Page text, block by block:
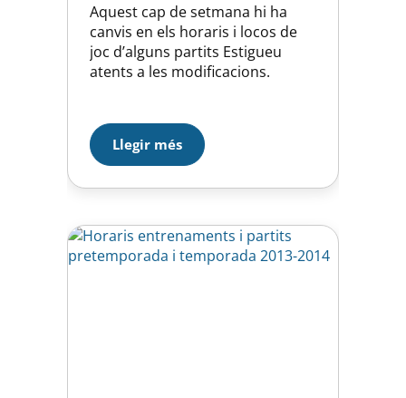
Aquest cap de setmana hi ha
canvis en els horaris i locos de
joc d’alguns partits Estigueu
atents a les modificacions.
Llegir més